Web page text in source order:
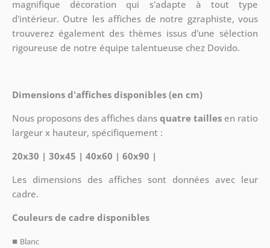
magnifique décoration qui s'adapte à tout type
d'intérieur. Outre les affiches de notre gzraphiste, vous
trouverez également des thèmes issus d'une sélection
rigoureuse de notre équipe talentueuse chez Dovido.
Dimensions d'affiches disponibles (en cm)
Nous proposons des affiches dansquatre tailles en ratio
largeur x hauteur, spécifiquement :
20x30 | 30x45 | 40x60 | 60x90 |
Les dimensions des affiches sont données avec leur
cadre.
Couleurs de cadre disponibles
■ Blanc